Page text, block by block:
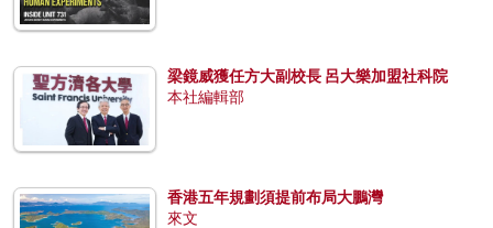
梁鏡威獲任方大副校長 呂大樂加盟社科院
本社編輯部
香港五年規劃須提前布局大鵬灣
來文